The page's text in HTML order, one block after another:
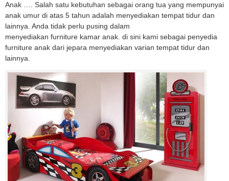
Anak …. Salah satu kebutuhan sebagai orang tua yang mempunyai
anak umur di atas 5 tahun adalah menyediakan tempat tidur dan
lainnya. Anda tidak perlu pusing dalam
menyediakan furniture kamar anak. di sini kami sebagai penyedia
furniture anak dari jepara menyediakan varian tempat tidur dan
lainnya.